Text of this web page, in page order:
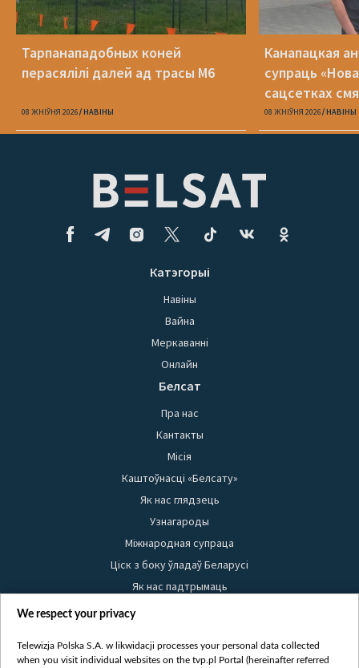
Тарпанападобных коней
перасялілі далей ад трасы М6
08 ЖНІЎНЯ 2026 НАВІНЫ
Канапацкая
супраць
сацсетках
адзін
08 ЖНІЎНЯ 2026 НАВІНЫ
Катэгорыі
Навіны
Вайна
Меркаванні
Онлайн
Белсат
Пра нас
Кантакты
Місія
Каштоўнасці «Белсату»
Як нас глядзець
Узнагароды
Міжнародная супраца
Ціск з боку ўладаў Беларусі
Як нас падтрымаць
Правілы выкарыстання матэрыялаў
Бяспека
We respect your privacy
Telewizja Polska S.A. w likwidacji processes your personal data collected
when you visit individual websites on the tvp.pl Portal (hereinafter referred